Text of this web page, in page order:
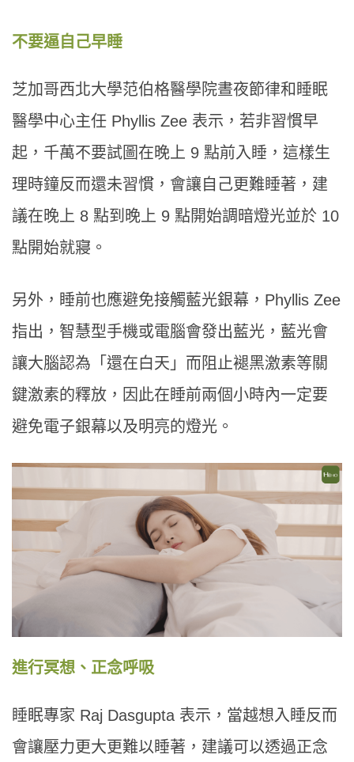
不要逼自己早睡
芝加哥西北大學范伯格醫學院晝夜節律和睡眠
醫學中心主任 Phyllis Zee 表示，若非習慣早
起，千萬不要試圖在晚上 9 點前入睡，這樣生
理時鐘反而還未習慣，會讓自己更難睡著，建
議在晚上 8 點到晚上 9 點開始調暗燈光並於 10
點開始就寢。
另外，睡前也應避免接觸藍光銀幕，Phyllis Zee
指出，智慧型手機或電腦會發出藍光，藍光會
讓大腦認為「還在白天」而阻止褪黑激素等關
鍵激素的釋放，因此在睡前兩個小時內一定要
避免電子銀幕以及明亮的燈光。
進行冥想、正念呼吸
睡眠專家 Raj Dasgupta 表示，當越想入睡反而
會讓壓力更大更難以睡著，建議可以透過正念